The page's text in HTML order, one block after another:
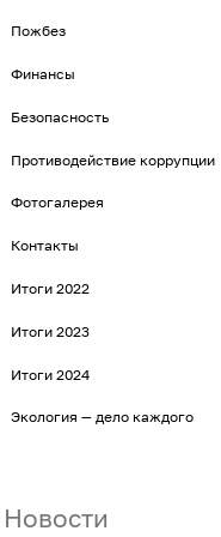
Пожбез
Финансы
Безопасность
Противодействие коррупции
Фотогалерея
Контакты
Итоги 2022
Итоги 2023
Итоги 2024
Экология — дело каждого
Новости